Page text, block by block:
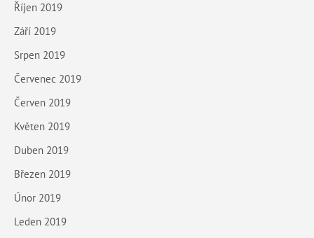
Říjen 2019
Září 2019
Srpen 2019
Červenec 2019
Červen 2019
Květen 2019
Duben 2019
Březen 2019
Únor 2019
Leden 2019